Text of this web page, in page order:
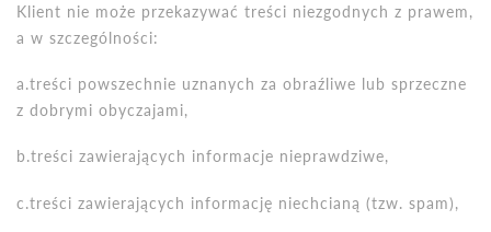
Klient nie może przekazywać treści niezgodnych z prawem,
a w szczególności:
a.treści powszechnie uznanych za obraźliwe lub sprzeczne
z dobrymi obyczajami,
b.treści zawierających informacje nieprawdziwe,
c.treści zawierających informację niechcianą (tzw. spam),